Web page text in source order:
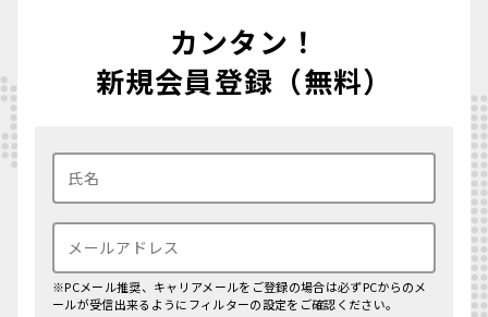
カンタン！
新規会員登録（無料）
※PCメール推奨、キャリアメールをご登録の場合は必ずPCからのメ
ールが受信出来るようにフィルターの設定をご確認ください。